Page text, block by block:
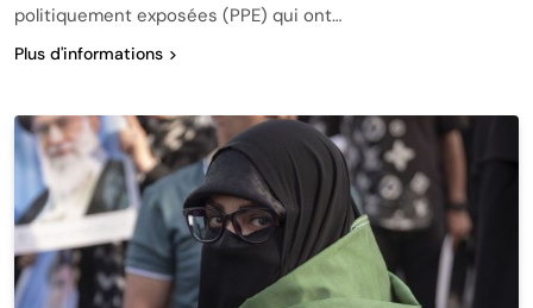
politiquement exposées (PPE) qui ont…
Plus d'informations